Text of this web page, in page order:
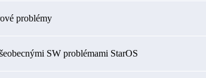
problémy
SW problémami StarOS